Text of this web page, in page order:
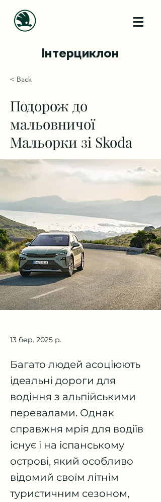
Інтерциклон
< Back
Подорож до
мальовничої
Мальорки зі Skoda
13 бер. 2025 р.
Багато людей асоціюють
ідеальні дороги для
водіння з альпійськими
перевалами. Однак
справжня мрія для водіїв
існує і на іспанському
острові, який особливо
відомий своїм літнім
туристичним сезоном,